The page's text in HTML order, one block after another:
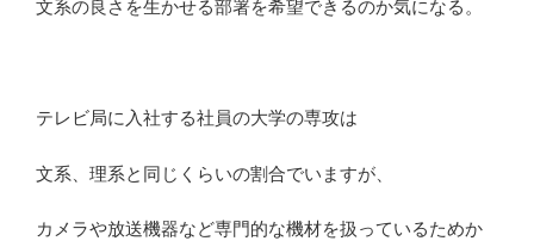
の
文系の良さを生かせる部署を希望できるのか気になる。
テレビ局に入社する社員の大学の専攻は
文系、理系と同じくらいの割合でいますが、
カメラや放送機器など専門的な機材を扱っているためか